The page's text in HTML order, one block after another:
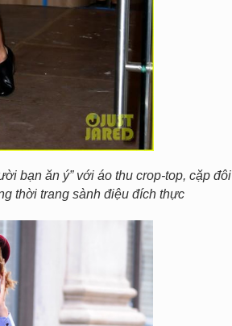
bạn ăn ý” với áo thu crop-top, cặp đôi
thời trang sành điệu đích thực